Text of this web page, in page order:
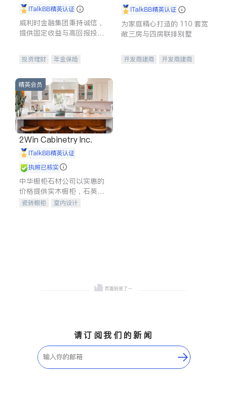
iTalkBB精英认证
威利时金融集团秉持诚信，
提供固定收益与高回报投资
合，助力客户实现目标
投资理财
年金保险
投资理财
医疗保险
养老保险
员工保险
长期护理医疗保险
伤残保险
个人保险
iTalkBB精英认证
为家庭精心打造的 110 套宽
敞三房与四房联排别墅
开发商建商
开发商建商
精英会员
2Win Cabinetry Inc.
iTalkBB精英认证
执照已核实
中华橱柜石材公司以实惠的
价格提供实木橱柜，石英石
台面，多种优质不锈钢水
瓷砖橱柜
室内设计
请订阅我们的新闻